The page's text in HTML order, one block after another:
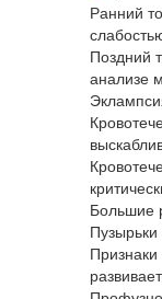
Ранний
Поздний
анализе
Большие